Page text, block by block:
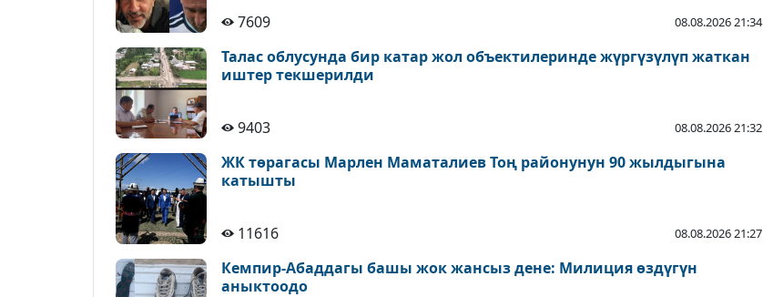
7609 08.08.2026 21:34
Талас облусунда бир катар жол объектилеринде жүргүзүлүп жаткан
иштер текшерилди
9403 08.08.2026 21:32
ЖК төрагасы Марлен Маматалиев Тоң районунун 90 жылдыгына
катышты
11616 08.08.2026 21:27
Кемпир-Абаддагы башы жок жансыз дене: Милиция өздүгүн
аныктоодо